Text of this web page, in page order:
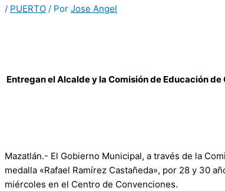
/ PUERTO / Por Jose Angel
Entregan el Alcalde y la Comisión de Educación
Mazatlán.- El Gobierno Municipal, a través de la
medalla «Rafael Ramírez Castañeda», por 28 y 30
miércoles en el Centro de Convenciones.